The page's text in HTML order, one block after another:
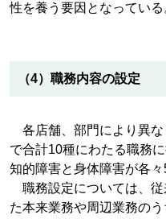
性を養う要因となっている
（4）職務内容の設定
各店舗、部門により異な
で合計10種にわたる職務
知的障害と身体障害が各々
職務設定については、従
た本来業務や周辺業務の